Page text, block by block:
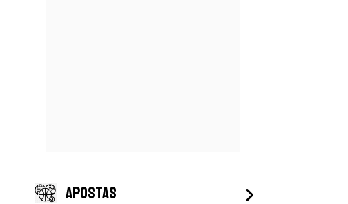
APOSTAS